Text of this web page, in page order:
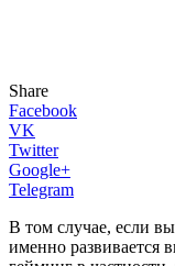
Share
Facebook
VK
Twitter
Google+
Telegram
В том случае, если
именно развивается